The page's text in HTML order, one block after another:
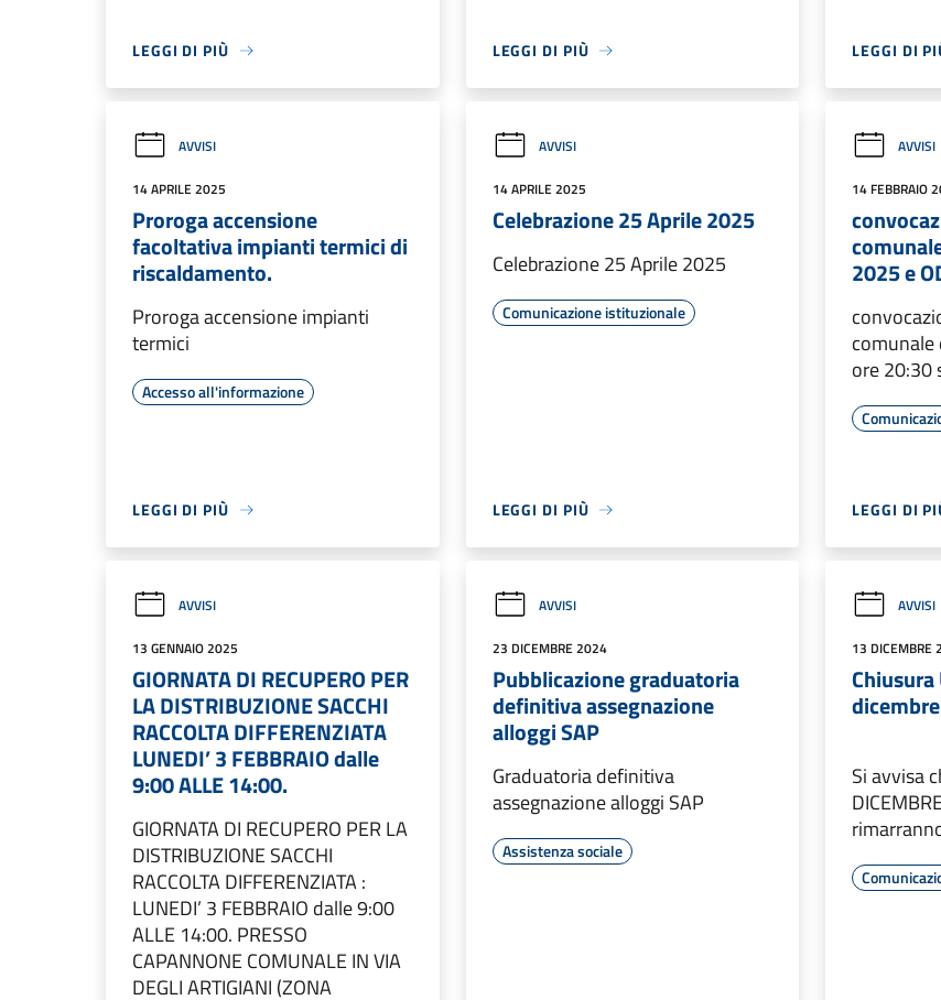
LEGGI DI PIÙ LEGGI DI PIÙ LEGGI DI
AVVISI
14 APRILE 2025
Proroga accensione
facoltativa impianti termici di
riscaldamento.
Proroga accensione impianti
termici
Accesso all'informazione
LEGGI DI PIÙ
AVVISI
14 APRILE 2025
Celebrazione 25 Aprile 2025
Celebrazione 25 Aprile 2025
Comunicazione istituzionale
LEGGI DI PIÙ
AVVISI
14 FEBBRAIO
2025 e
ore 20:30
LEGGI DI
AVVISI
13 GENNAIO 2025
GIORNATA DI RECUPERO PER
LA DISTRIBUZIONE SACCHI
RACCOLTA DIFFERENZIATA
LUNEDI’ 3 FEBBRAIO dalle
9:00 ALLE 14:00.
GIORNATA DI RECUPERO PER LA
DISTRIBUZIONE SACCHI
RACCOLTA DIFFERENZIATA :
LUNEDI’ 3 FEBBRAIO dalle 9:00
ALLE 14:00. PRESSO
CAPANNONE COMUNALE IN VIA
DEGLI ARTIGIANI (ZONA
AVVISI
23 DICEMBRE 2024
Pubblicazione graduatoria
definitiva assegnazione
alloggi SAP
Graduatoria definitiva
assegnazione alloggi SAP
Assistenza sociale
AVVISI
13 DICEMBRE
Si avvisa